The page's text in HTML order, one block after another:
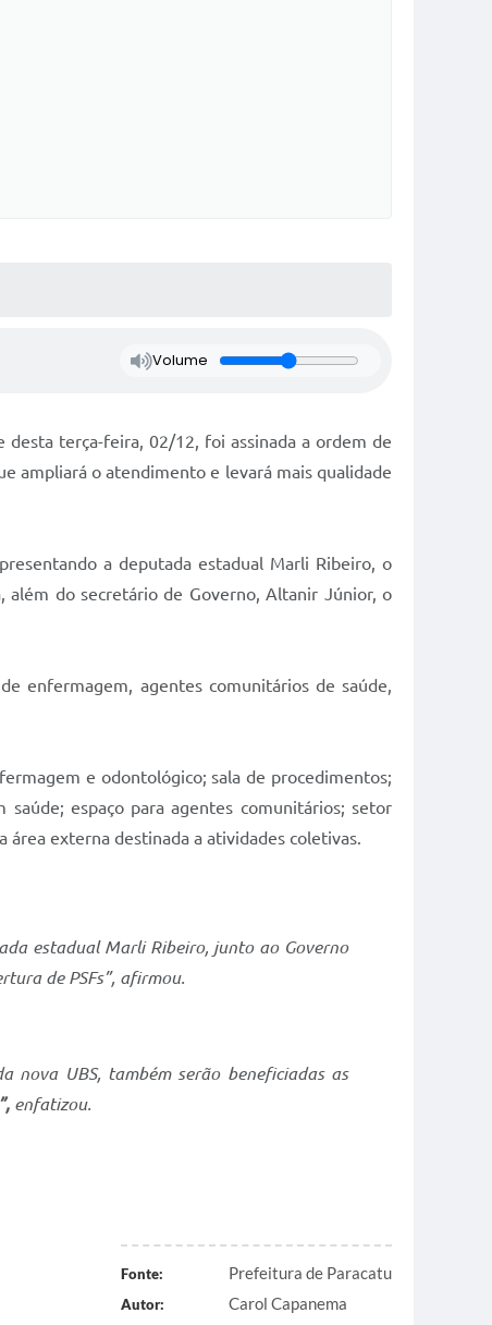
Volume
terça-feira, 02/12, foi assinada a ordem de
ampliará o atendimento e levará mais qualidade
a deputada estadual Marli Ribeiro, o
além do secretário de Governo, Altanir Júnior, o
enfermagem, agentes comunitários de saúde,
e odontológico; sala de procedimentos;
saúde; espaço para agentes comunitários; setor
externa destinada a atividades coletivas.
estadual Marli Ribeiro, junto ao Governo
de PSFs”, afirmou.
nova UBS, também serão beneficiadas as
enfatizou.
Fonte: Prefeitura de Paracatu
Autor: Carol Capanema